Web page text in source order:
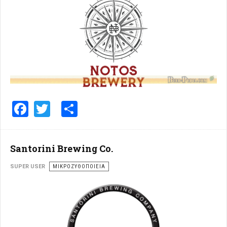
Facebook
Twitter
Santorini Brewing Co.
SUPER USER ΜΙΚΡΟΖΥΘΟΠΟΙΕΊΑ